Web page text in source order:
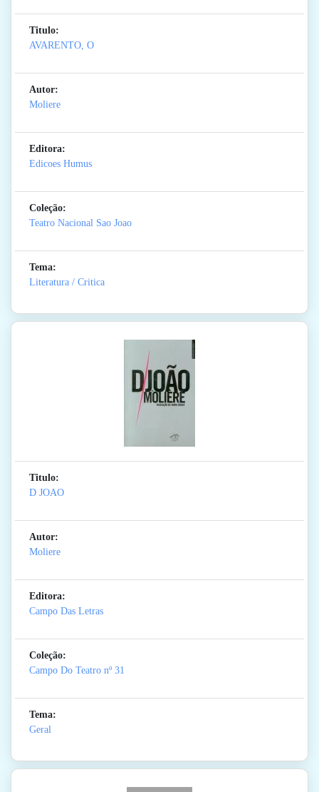
Titulo:
AVARENTO, O
Autor:
Moliere
Editora:
Edicoes Humus
Coleção:
Teatro Nacional Sao Joao
Tema:
Literatura / Critica
Titulo:
D JOAO
Autor:
Moliere
Editora:
Campo Das Letras
Coleção:
Campo Do Teatro nº 31
Tema:
Geral